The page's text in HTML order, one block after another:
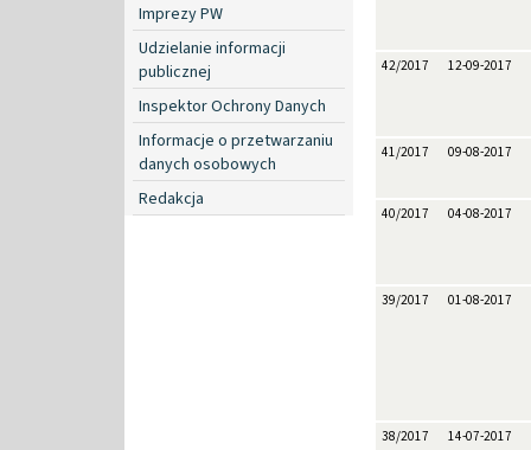
Imprezy PW
Udzielanie informacji
publicznej
Inspektor Ochrony Danych
Informacje o przetwarzaniu
danych osobowych
Redakcja
42/2017 12-09-2017
41/2017 09-08-2017
40/2017 04-08-2017
39/2017 01-08-2017
38/2017 14-07-2017